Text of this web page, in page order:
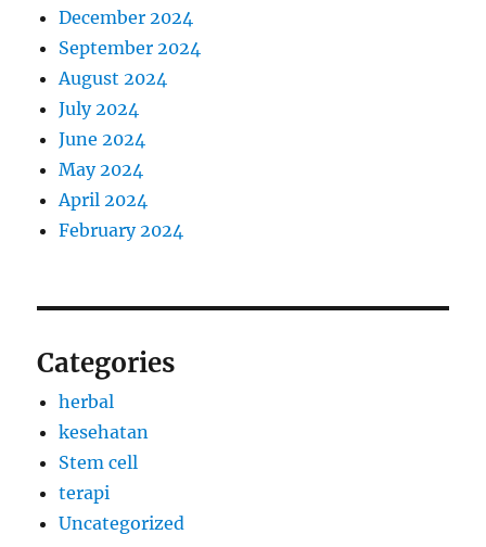
December 2024
September 2024
August 2024
July 2024
June 2024
May 2024
April 2024
February 2024
Categories
herbal
kesehatan
Stem cell
terapi
Uncategorized